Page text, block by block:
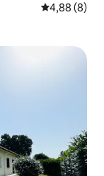
Évaluation
4,88 (8)